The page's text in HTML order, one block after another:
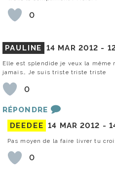
0
PAULINE 14 MAR 2012 -
Elle est splendide je veux la même
jamais… Je suis triste triste triste
0
RÉPONDRE
DEEDEE 14 MAR 2012 -
Pas moyen de la faire livrer tu
0